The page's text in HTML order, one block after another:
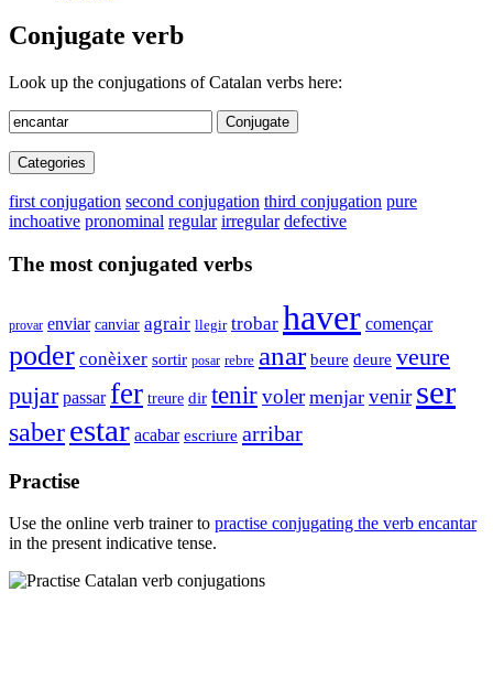
Conjugate verb
Look up the conjugations of Catalan verbs here:
Conjugate
Categories
first conjugation second conjugation third conjugation pure
inchoative pronominal regular irregular defective
The most conjugated verbs
provar enviar canviar agrair llegir trobar haver començar
poder conèixer sortir posar rebre anar beure deure veure
pujar passar fer treure dir tenirvoler menjar venir ser
saberestar acabar escriure arribar
Practise
Use the online verb trainer to practise conjugating the verb encantar
in the present indicative tense.